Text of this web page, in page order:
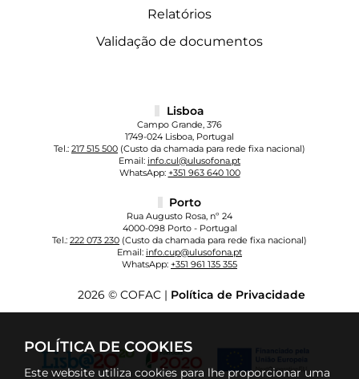
POLÍTICA DE COOKIES
Este website utiliza cookies para lhe proporcionar uma
Relatórios
Validação de documentos
Lisboa
Campo Grande, 376
1749-024 Lisboa, Portugal
Tel.: 217 515 500 (Custo da chamada para rede fixa nacional)
Email: info.cul@ulusofona.pt
WhatsApp: +351 963 640 100
Porto
Rua Augusto Rosa, nº 24
4000-098 Porto - Portugal
Tel.: 222 073 230 (Custo da chamada para rede fixa nacional)
Email: info.cup@ulusofona.pt
WhatsApp: +351 961 135 355
2026 © COFAC | Política de Privacidade